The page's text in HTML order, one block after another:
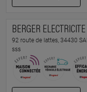
BERGER ELECTRICITE
92 route de lattes, 34430
sss